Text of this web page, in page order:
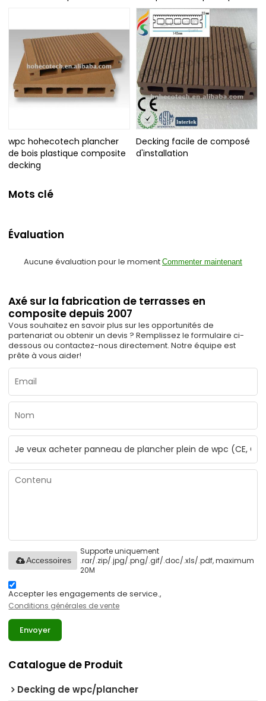
wpc hohecotech plancher
de bois plastique composite
decking
Decking facile de composé
d'installation
Mots clé
Évaluation
Aucune évaluation pour le moment Commenter maintenant
Axé sur la fabrication de terrasses en
composite depuis 2007
Vous souhaitez en savoir plus sur les opportunités de
partenariat ou obtenir un devis ? Remplissez le formulaire ci-
dessous ou contactez-nous directement. Notre équipe est
prête à vous aider!
Supporte uniquement
.rar/.zip/.jpg/.png/.gif/.doc/.xls/.pdf, maximum
20M
Accessoires
Accepter les engagements de service.,
Conditions générales de vente
Envoyer
Catalogue de Produit
Decking de wpc/plancher